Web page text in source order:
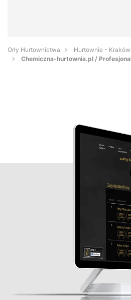
Orły Hurtownictwa
Hurtownie - Kraków
Chemiczna-hurtownia.pl /